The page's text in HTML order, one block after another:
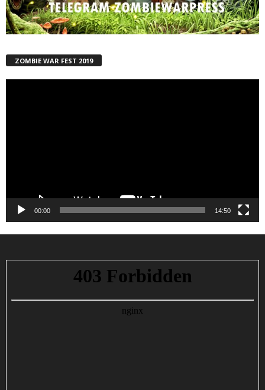
ZOMBIE WAR FEST 2019
00:00 14:50